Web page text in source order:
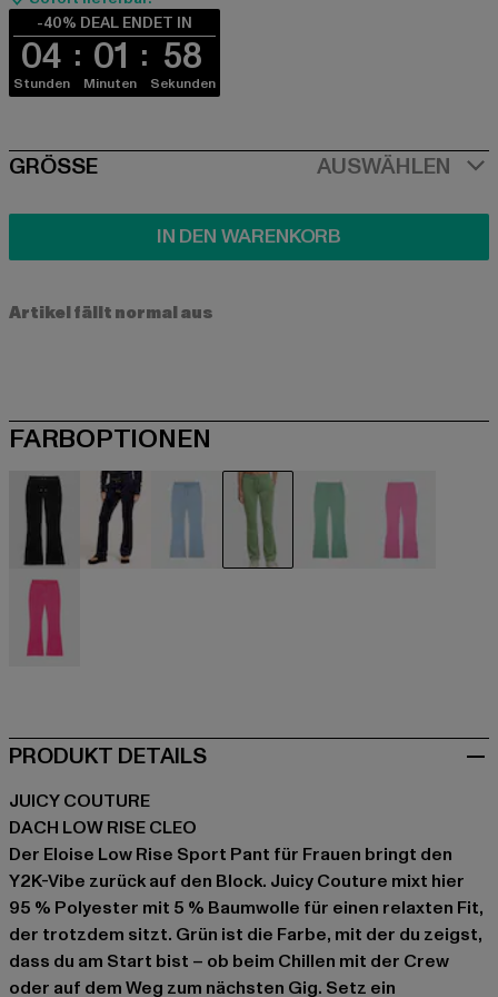
-40% DEAL ENDET IN
04
Stunden
01
Minuten
58
Sekunden
SIZE
GRÖSSE AUSWÄHLEN
IN DEN WARENKORB
Artikel fällt normal aus
FARBOPTIONEN
schwarz
PRODUKT DETAILS
JUICY COUTURE
DACH LOW RISE CLEO
Der Eloise Low Rise Sport Pant für Frauen bringt den
Y2K-Vibe zurück auf den Block. Juicy Couture mixt hier
95 % Polyester mit 5 % Baumwolle für einen relaxten Fit,
der trotzdem sitzt. Grün ist die Farbe, mit der du zeigst,
dass du am Start bist – ob beim Chillen mit der Crew
oder auf dem Weg zum nächsten Gig. Setz ein